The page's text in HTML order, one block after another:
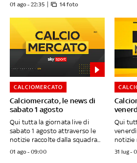
01 ago - 22:35 14 foto
Calciomercato, le news di
sabato 1 agosto
CALCIOMERCATO
Qui tutta la giornata live di
sabato 1 agosto attraverso le
notizie raccolte dalla squadra...
01 ago - 09:00
Qui
notizie
31 lug -